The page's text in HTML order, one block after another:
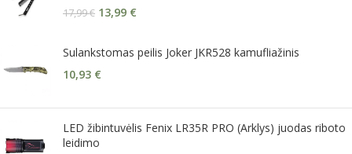
17,99€ 13,99 €
Sulankstomas peilis Joker JKR528 kamufliažinis
10,93 €
LED žibintuvėlis Fenix LR35R PRO (Arklys) juodas riboto
leidimo